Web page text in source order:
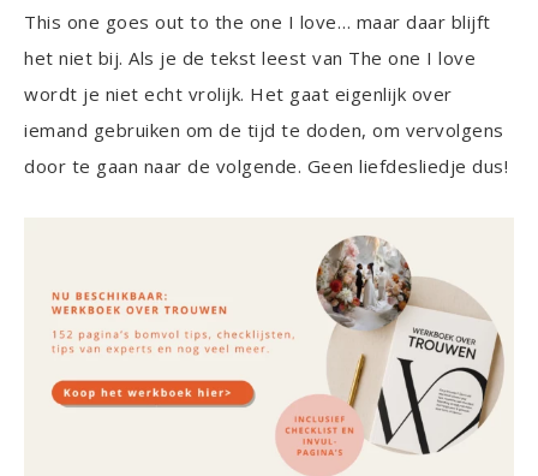
This one goes out to the one I love… maar daar blijft
het niet bij. Als je de tekst leest van The one I love
wordt je niet echt vrolijk. Het gaat eigenlijk over
iemand gebruiken om de tijd te doden, om vervolgens
door te gaan naar de volgende. Geen liefdesliedje dus!